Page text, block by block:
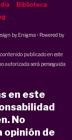
Biblioteca
by Enigma • Powered by
publicado en este
autorizada será perseguida
en este
No
opinión de